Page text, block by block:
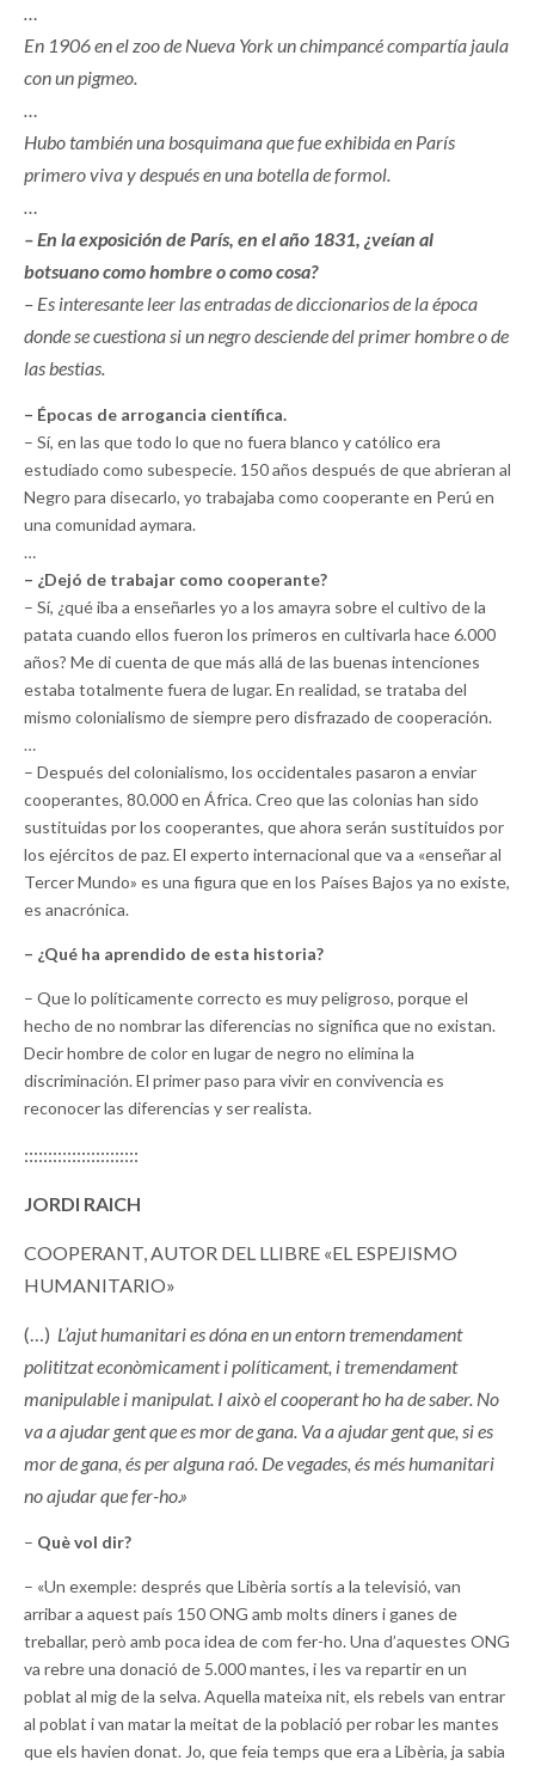
…
En 1906 en el zoo de Nueva York un chimpancé compartía jaula
con un pigmeo.
…
Hubo también una bosquimana que fue exhibida en París
primero viva y después en una botella de formol.
…
– En la exposición de París, en el año 1831, ¿veían al
botsuano como hombre o como cosa?
– Es interesante leer las entradas de diccionarios de la época
donde se cuestiona si un negro desciende del primer hombre o de
las bestias.
– Épocas de arrogancia científica.
– Sí, en las que todo lo que no fuera blanco y católico era
estudiado como subespecie. 150 años después de que abrieran al
Negro para disecarlo, yo trabajaba como cooperante en Perú en
una comunidad aymara.
…
– ¿Dejó de trabajar como cooperante?
– Sí, ¿qué iba a enseñarles yo a los amayra sobre el cultivo de la
patata cuando ellos fueron los primeros en cultivarla hace 6.000
años? Me di cuenta de que más allá de las buenas intenciones
estaba totalmente fuera de lugar. En realidad, se trataba del
mismo colonialismo de siempre pero disfrazado de cooperación.
…
– Después del colonialismo, los occidentales pasaron a enviar
cooperantes, 80.000 en África. Creo que las colonias han sido
sustituidas por los cooperantes, que ahora serán sustituidos por
los ejércitos de paz. El experto internacional que va a «enseñar al
Tercer Mundo» es una figura que en los Países Bajos ya no existe,
es anacrónica.
– ¿Qué ha aprendido de esta historia?
– Que lo políticamente correcto es muy peligroso, porque el
hecho de no nombrar las diferencias no significa que no existan.
Decir hombre de color en lugar de negro no elimina la
discriminación. El primer paso para vivir en convivencia es
reconocer las diferencias y ser realista.
::::::::::::::::::::::::
JORDI RAICH
COOPERANT, AUTOR DEL LLIBRE «EL ESPEJISMO
HUMANITARIO»
(…) L’ajut humanitari es dóna en un entorn tremendament
polititzat econòmicament i políticament, i tremendament
manipulable i manipulat. I això el cooperant ho ha de saber. No
va a ajudar gent que es mor de gana. Va a ajudar gent que, si es
mor de gana, és per alguna raó. De vegades, és més humanitari
no ajudar que fer-ho.»
– Què vol dir?
– «Un exemple: després que Libèria sortís a la televisió, van
arribar a aquest país 150 ONG amb molts diners i ganes de
treballar, però amb poca idea de com fer-ho. Una d’aquestes ONG
va rebre una donació de 5.000 mantes, i les va repartir en un
poblat al mig de la selva. Aquella mateixa nit, els rebels van entrar
al poblat i van matar la meitat de la població per robar les mantes
que els havien donat. Jo, que feia temps que era a Libèria, ja sabia